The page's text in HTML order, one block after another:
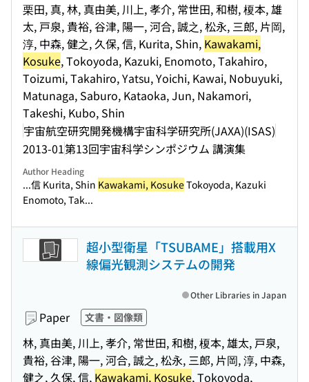
栗田, 真, 林, 真由美, 川上, 孝介, 常世田, 和樹, 榎本, 雄
太, 戸泉, 貴裕, 谷津, 陽一, 河合, 誠之, 松永, 三郎, 片岡,
淳, 中森, 健之, 久保, 信, Kurita, Shin, Kawakami,
Kosuke, Tokoyoda, Kazuki, Enomoto, Takahiro,
Toizumi, Takahiro, Yatsu, Yoichi, Kawai, Nobuyuki,
Matunaga, Saburo, Kataoka, Jun, Nakamori,
Takeshi, Kubo, Shin
宇宙航空研究開発機構宇宙科学研究所(JAXA)(ISAS)
2013-01第13回宇宙科学シンポジウム 講演集
Author Heading
...信 Kurita, Shin Kawakami, KosukeTokoyoda, Kazuki
Enomoto, Tak...
超小型衛星「TSUBAME」搭載用X
線偏光観測システムの開発
Paper 文書・図像類
林, 真由美, 川上, 孝介, 常世田, 和樹, 榎本, 雄太, 戸泉,
貴裕, 谷津, 陽一, 河合, 誠之, 松永, 三郎, 片岡, 淳, 中森,
健之, 久保, 信, Kawakami, Kosuke, Tokoyoda,
Other Libraries in Japan